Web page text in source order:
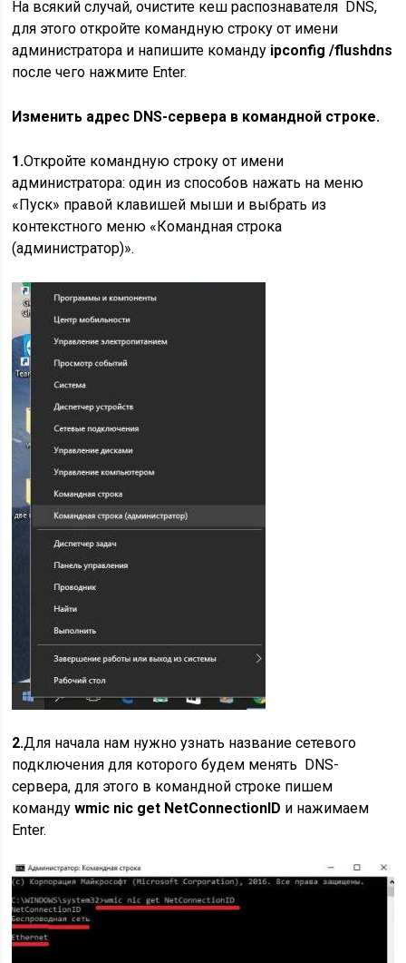
На всякий случай, очистите кеш распознавателя DNS,
для этого откройте командную строку от имени
администратора и напишите команду ipconfig /flushdns
после чего нажмите Enter.
Изменить адрес DNS-сервера в командной строке.
1.Откройте командную строку от имени
администратора: один из способов нажать на меню
«Пуск» правой клавишей мыши и выбрать из
контекстного меню «Командная строка
(администратор)».
2.Для начала нам нужно узнать название сетевого
подключения для которого будем менять DNS-
сервера, для этого в командной строке пишем
командуwmic nic get NetConnectionID и нажимаем
Enter.